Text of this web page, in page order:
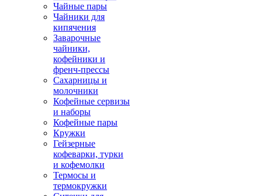
Чайные пары
Чайники для
кипячения
Заварочные
чайники,
кофейники и
френч-прессы
Сахарницы и
молочники
Кофейные сервизы
и наборы
Кофейные пары
Кружки
Гейзерные
кофеварки, турки
и кофемолки
Термосы и
термокружки